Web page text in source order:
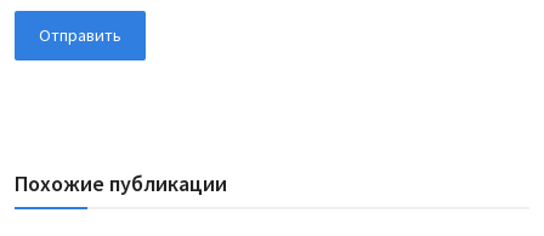
Отправить
Похожие публикации